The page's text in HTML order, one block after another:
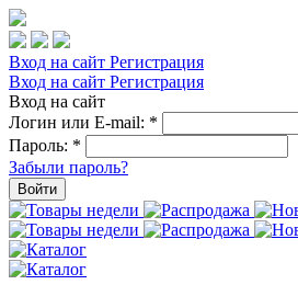
Вход на сайт Регистрация
Вход на сайт Регистрация
Вход на сайт
Логин или E-mail: *
Пароль: *
Забыли пароль?
Войти